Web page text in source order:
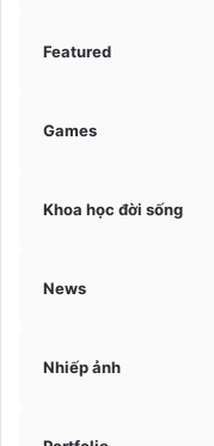
Featured
Games
Khoa học đời sống
News
Nhiếp ảnh